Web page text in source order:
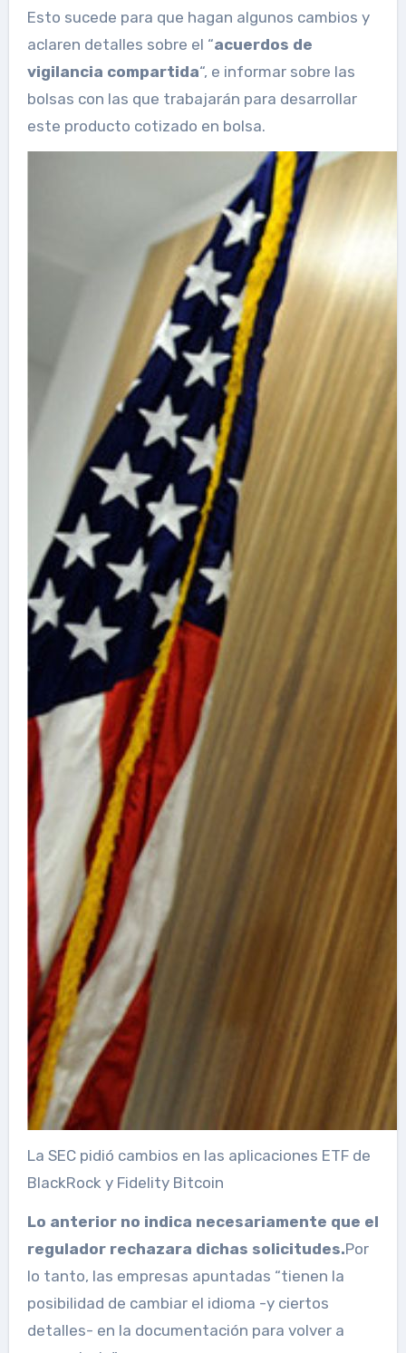
Esto sucede para que hagan algunos cambios y
aclaren detalles sobre el “acuerdos de
vigilancia compartida“, e informar sobre las
bolsas con las que trabajarán para desarrollar
este producto cotizado en bolsa.
La SEC pidió cambios en las aplicaciones ETF de
BlackRock y Fidelity Bitcoin
Lo anterior no indica necesariamente que el
regulador rechazara dichas solicitudes.Por
lo tanto, las empresas apuntadas “tienen la
posibilidad de cambiar el idioma -y ciertos
detalles- en la documentación para volver a